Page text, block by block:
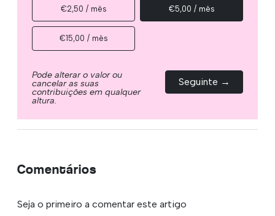
€2,50 / mês €5,00 / mês
€15,00 / mês
Pode alterar o valor ou
cancelar as suas
contribuições em qualquer
altura.
Seguinte →
Comentários
Seja o primeiro a comentar este artigo